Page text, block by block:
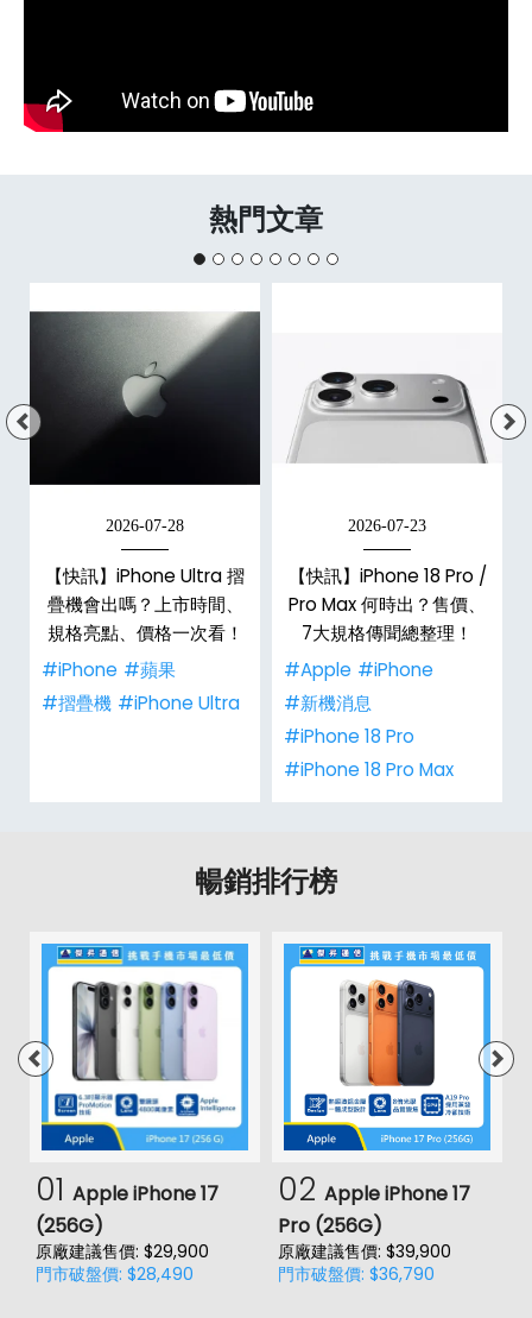
熱門文章
2026-07-28
【快訊】iPhone Ultra 摺
疊機會出嗎？上市時間、
規格亮點、價格一次看！
#iPhone #蘋果
#摺疊機 #iPhone Ultra
2026-07-23
【快訊】iPhone 18 Pro /
Pro Max 何時出？售價、
7大規格傳聞總整理！
#Apple #iPhone
#新機消息
#iPhone 18 Pro
#iPhone 18 Pro Max
暢銷排行榜
01 Apple iPhone 17
(256G)
原廠建議售價: $29,900
門市破盤價: $28,490
02 Apple iPhone 17
Pro (256G)
原廠建議售價: $39,900
門市破盤價: $36,790